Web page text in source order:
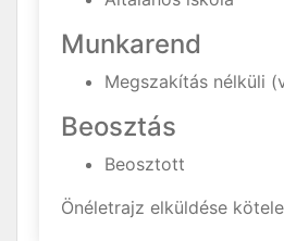
Munkarend
Megszakítás nélküli
Beosztás
Beosztott
Önéletrajz elküldése